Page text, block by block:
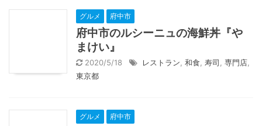
グルメ 府中市
府中市のルシーニュの海鮮丼『や
まけい』
2020/5/18 レストラン 和食 寿司 専門店
東京都
グルメ 府中市